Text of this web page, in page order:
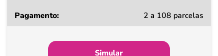
a
2 a 108 parcelas
Simular